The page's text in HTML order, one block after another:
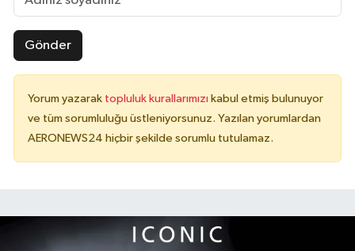
Gönder
Yorum yazarak topluluk kurallarımızı kabul etmiş bulunuyor
ve tüm sorumluluğu üstleniyorsunuz. Yazılan yorumlardan
AERONEWS24 hiçbir şekilde sorumlu tutulamaz.